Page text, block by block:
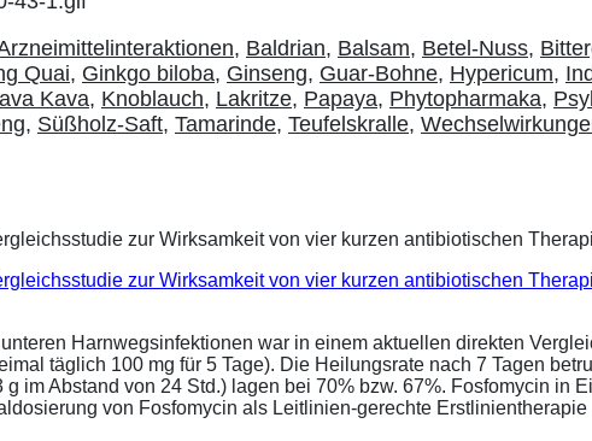
, Baldrian, Balsam, Betel-Nuss,
Quai, Ginkgo biloba, Ginseng, Guar-Bohne, Hypericum,
Kava, Knoblauch, Lakritze, Papaya, Phytopharmaka,
, Süßholz-Saft, Tamarinde, Teufelskralle,
zur Wirksamkeit von vier kurzen antibiotischen
Harnwegsinfektionen war in einem aktuellen direkten
täglich 100 mg für 5 Tage). Die Heilungsrate nach 7 Tagen
im Abstand von 24 Std.) lagen bei 70% bzw. 67%. Fosfomycin in
von Fosfomycin als Leitlinien-gerechte Erstlinientherapie